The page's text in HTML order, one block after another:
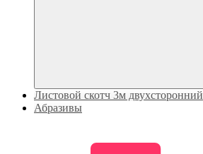
Листовой скотч 3м двухсторонний
Абразивы